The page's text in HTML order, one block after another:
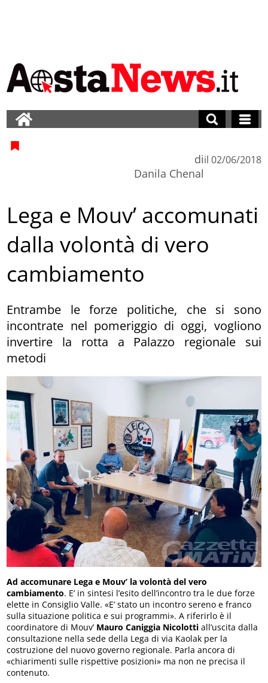
di
Danila Chenal
il 02/06/2018
Lega e Mouv’ accomunati
dalla volontà di vero
cambiamento
Entrambe le forze politiche, che si sono
incontrate nel pomeriggio di oggi, vogliono
invertire la rotta a Palazzo regionale sui
metodi
Ad accomunare Lega e Mouv’ la volontà del vero
cambiamento. E’ in sintesi l’esito dell’incontro tra le due forze
elette in Consiglio Valle. «E’ stato un incontro sereno e franco
sulla situazione politica e sui programmi». A riferirlo è il
coordinatore di Mouv’ Mauro Caniggia Nicolotti all’uscita dalla
consultazione nella sede della Lega di via Kaolak per la
costruzione del nuovo governo regionale. Parla ancora di
«chiarimenti sulle rispettive posizioni» ma non ne precisa il
contenuto.